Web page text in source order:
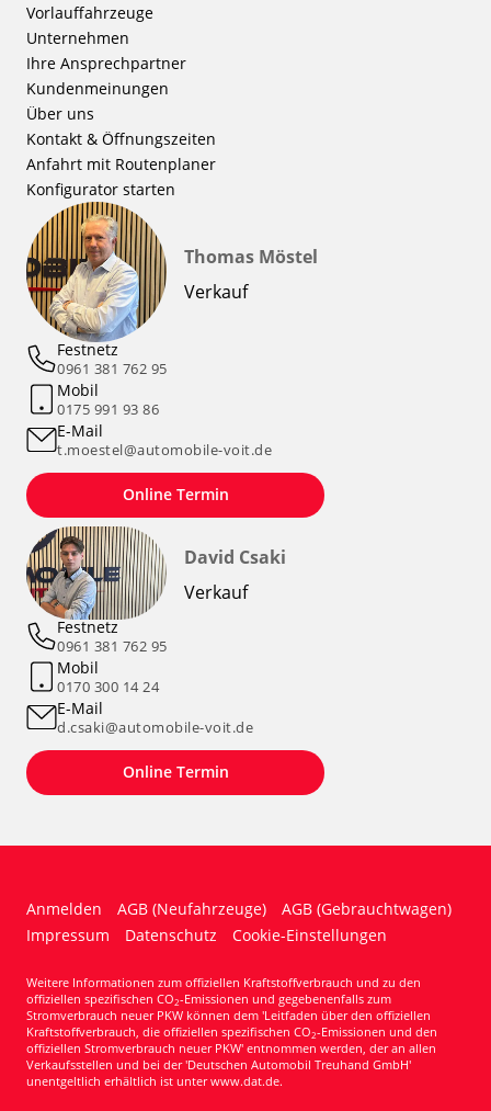
Vorlauffahrzeuge
Unternehmen
Ihre Ansprechpartner
Kundenmeinungen
Über uns
Kontakt & Öffnungszeiten
Anfahrt mit Routenplaner
Konfigurator starten
Thomas Möstel
Verkauf
Festnetz
0961 381 762 95
Mobil
0175 991 93 86
E-Mail
t.moestel@automobile-voit.de
Online Termin
David Csaki
Verkauf
Festnetz
0961 381 762 95
Mobil
0170 300 14 24
E-Mail
d.csaki@automobile-voit.de
Online Termin
Anmelden AGB (Neufahrzeuge)
AGB (Gebrauchtwagen)
Impressum
Datenschutz Cookie-Einstellungen
Weitere Informationen zum offiziellen Kraftstoffverbrauch und zu den
offiziellen spezifischen CO2-Emissionen und gegebenenfalls zum
Stromverbrauch neuer PKW können dem 'Leitfaden über den offiziellen
Kraftstoffverbrauch, die offiziellen spezifischen CO2-Emissionen und den
offiziellen Stromverbrauch neuer PKW' entnommen werden, der an allen
Verkaufsstellen und bei der 'Deutschen Automobil Treuhand GmbH'
unentgeltlich erhältlich ist unter www.dat.de.